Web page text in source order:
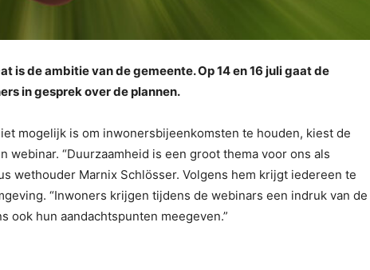
is de ambitie van de gemeente. Op 14 en 16 juli gaat de
in gesprek over de plannen.
mogelijk is om inwonersbijeenkomsten te houden, kiest de
“Duurzaamheid is een groot thema voor ons als
wethouder Marnix Schlösser. Volgens hem krijgt iedereen te
“Inwoners krijgen tijdens de webinars een indruk van de
ook hun aandachtspunten meegeven.”